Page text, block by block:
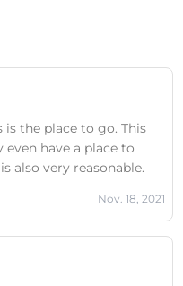
the place to go. This
even have a place to
also very reasonable.
Nov. 18, 2021